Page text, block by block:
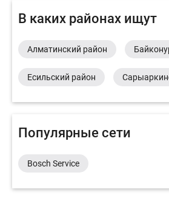
В каких районах ищут
Алматинский район
Есильский район
Популярные сети
Bosch Service